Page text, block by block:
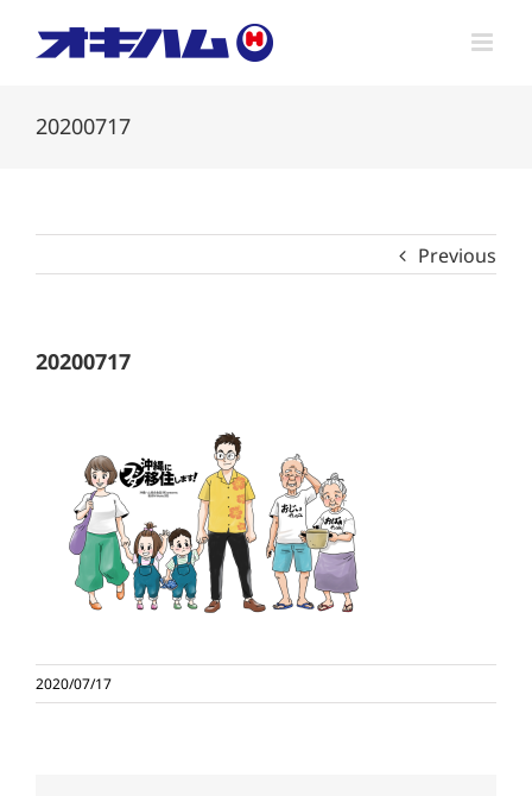
20200717
Previous
20200717
2020/07/17